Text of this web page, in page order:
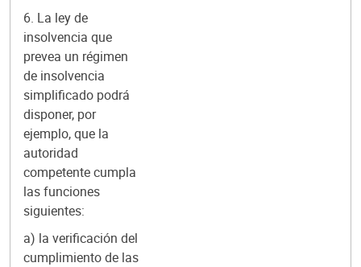
6. La ley de
insolvencia que
prevea un régimen
de insolvencia
simplificado podrá
disponer, por
ejemplo, que la
autoridad
competente cumpla
las funciones
siguientes:
a) la verificación del
cumplimiento de las